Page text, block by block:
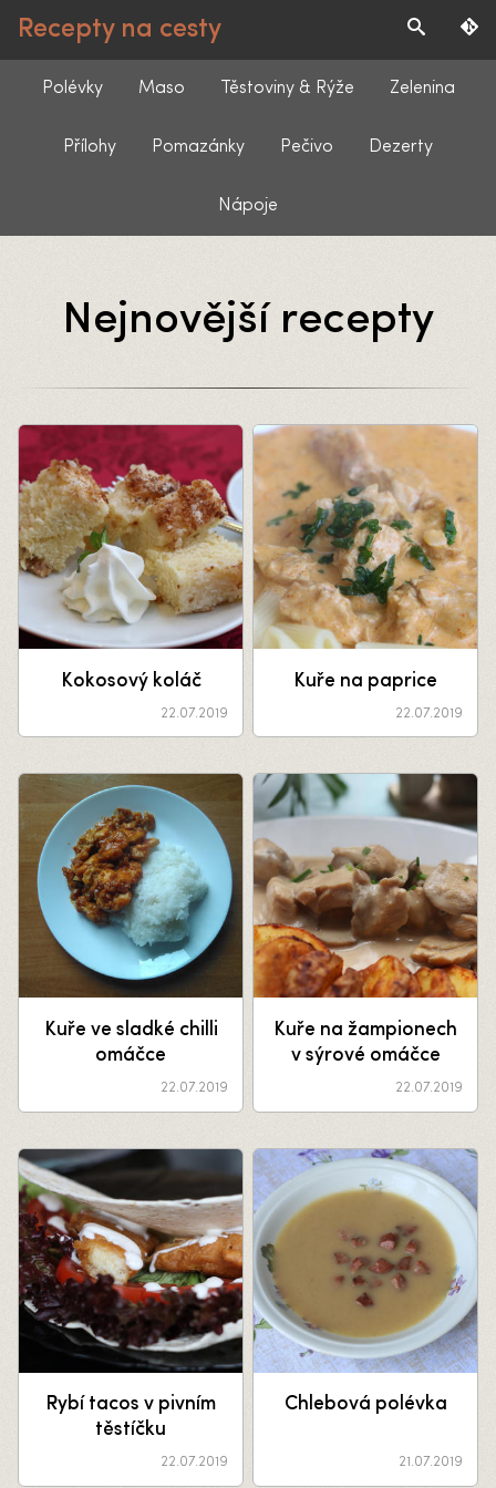
Recepty na cesty
Polévky Maso Těstoviny & Rýže Zelenina
Přílohy Pomazánky Pečivo Dezerty
Nápoje
Nejnovější recepty
Kokosový koláč
22.07.2019
Kuře na paprice
22.07.2019
Kuře ve sladké chilli
omáčce
22.07.2019
Kuře na žampionech
v sýrové omáčce
22.07.2019
Rybí tacos v pivním
těstíčku
22.07.2019
Chlebová polévka
21.07.2019